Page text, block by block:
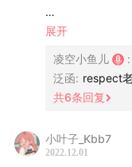
每个公司都想找到
份分工作的困局
在别墅里实习是一种
如果你也想让自
也欢迎你来如果
----------
https://
展开
凌空小鱼儿 :
泛函: respect
共6条回复
小叶子_Kbb7
2022.12.01